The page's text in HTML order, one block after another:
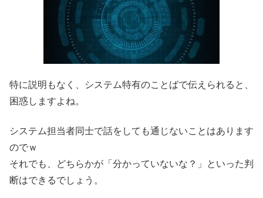
特に説明もなく、システム特有のことばで伝えられると、
困惑しますよね。
システム担当者同士で話をしても通じないことはあります
のでｗ
それでも、どちらかが「分かっていないな？」といった判
断はできるでしょう。